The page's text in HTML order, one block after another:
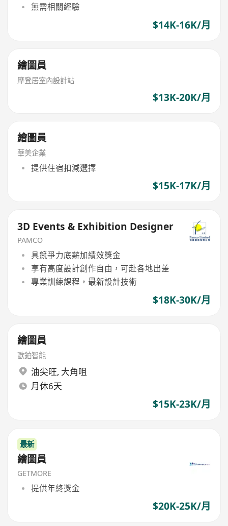
無需相關經驗
$14K-16K/月
繪圖員
摩登居室內設計站
$13K-20K/月
繪圖員
華美企業
提供住宿扣減選擇
$15K-17K/月
3D Events & Exhibition Designer
PAMCO
具競爭力底薪加績效獎金
享有高度設計創作自由，可赴各地出差
專業訓練課程，最新設計技術
$18K-30K/月
繪圖員
歐鉑智能
油尖旺, 大角咀
月休6天
$15K-23K/月
最新
繪圖員
GETMORE
提供年終獎金
$20K-25K/月